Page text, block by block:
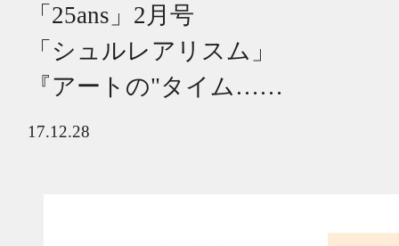
「25ans」2月号
「シュルレアリスム」
『アートの"タイム……
17.12.28